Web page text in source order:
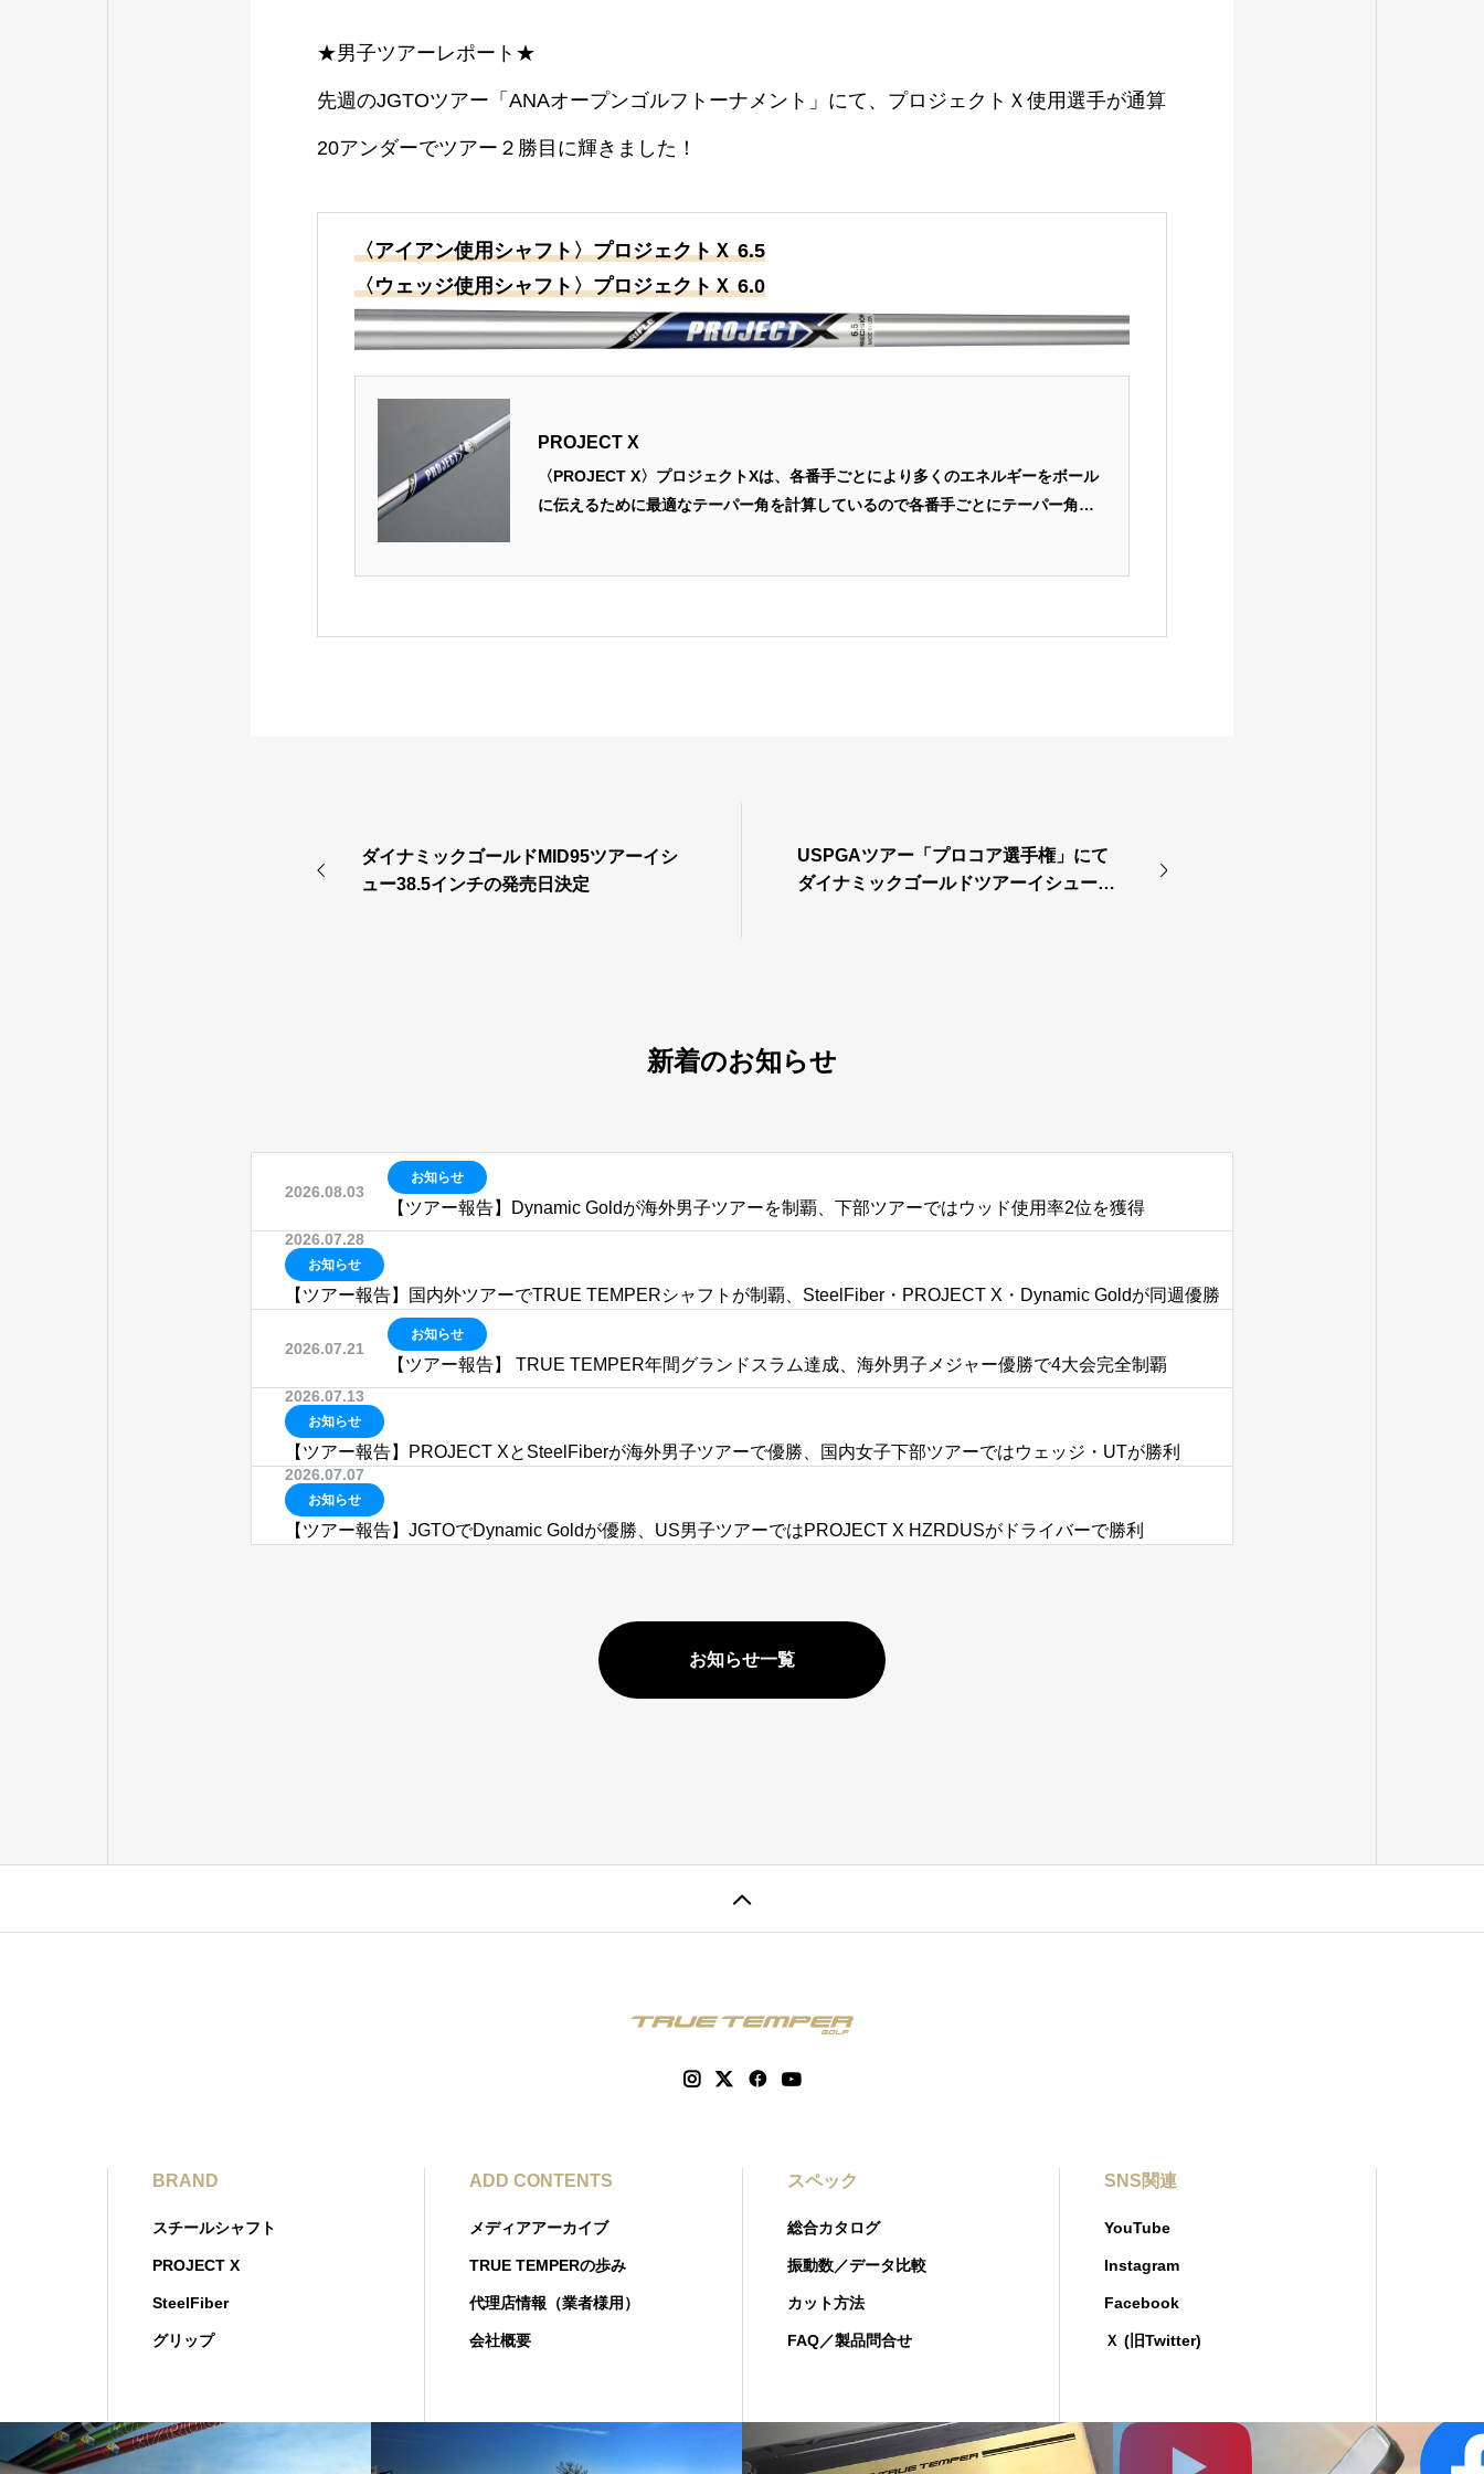
★男子ツアーレポート★
先週のJGTOツアー「ANAオープンゴルフトーナメント」にて、プロジェクトＸ使用選手が通算
20アンダーでツアー２勝目に輝きました！
〈アイアン使用シャフト〉プロジェクトＸ 6.5
〈ウェッジ使用シャフト〉プロジェクトＸ 6.0
PROJECT X
〈PROJECT X〉プロジェクトXは、各番手ごとにより多くのエネルギーをボール
に伝えるために最適なテーパー角を計算しているので各番手ごとにテーパー角を
ダイナミックゴールドMID95ツアーイシ
ュー38.5インチの発売日決定
USPGAツアー「プロコア選手権」にて
ダイナミックゴールドツアーイシュー使
新着のお知らせ
2026.08.03
お知らせ
【ツアー報告】Dynamic Goldが海外男子ツアーを制覇、下部ツアーではウッド使用率2位を獲得
2026.07.28
お知らせ
【ツアー報告】国内外ツアーでTRUE TEMPERシャフトが制覇、SteelFiber・PROJECT X・Dynamic Goldが同週優勝
2026.07.21
お知らせ
【ツアー報告】 TRUE TEMPER年間グランドスラム達成、海外男子メジャー優勝で4大会完全制覇
2026.07.13
お知らせ
【ツアー報告】PROJECT XとSteelFiberが海外男子ツアーで優勝、国内女子下部ツアーではウェッジ・UTが勝利
2026.07.07
お知らせ
【ツアー報告】JGTOでDynamic Goldが優勝、US男子ツアーではPROJECT X HZRDUSがドライバーで勝利
お知らせ一覧
BRAND
スチールシャフト
PROJECT X
SteelFiber
グリップ
ADD CONTENTS
メディアアーカイブ
TRUE TEMPERの歩み
代理店情報（業者様用）
会社概要
スペック
総合カタログ
振動数／データ比較
カット方法
FAQ／製品問合せ
SNS関連
YouTube
Instagram
Facebook
Ｘ (旧Twitter)